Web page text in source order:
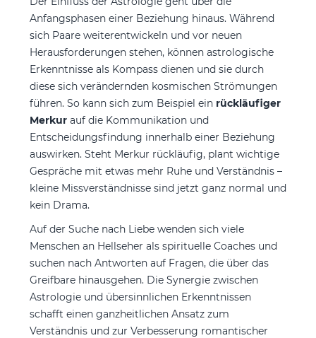
Anfangsphasen einer Beziehung hinaus. Während
sich Paare weiterentwickeln und vor neuen
Herausforderungen stehen, können astrologische
Erkenntnisse als Kompass dienen und sie durch
diese sich verändernden kosmischen Strömungen
führen. So kann sich zum Beispiel ein rückläufiger
Merkurauf die Kommunikation und
Entscheidungsfindung innerhalb einer Beziehung
auswirken. Steht Merkur rückläufig, plant wichtige
Gespräche mit etwas mehr Ruhe und Verständnis –
kleine Missverständnisse sind jetzt ganz normal und
kein Drama.
Auf der Suche nach Liebe wenden sich viele
Menschen an Hellseher als spirituelle Coaches und
suchen nach Antworten auf Fragen, die über das
Greifbare hinausgehen. Die Synergie zwischen
Astrologie und übersinnlichen Erkenntnissen
schafft einen ganzheitlichen Ansatz zum
Verständnis und zur Verbesserung romantischer